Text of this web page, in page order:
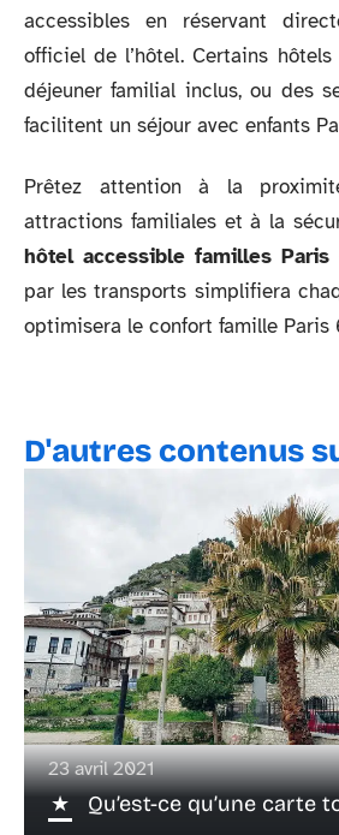
accessibles en réservant
officiel de l’hôtel. Certains
déjeuner familial inclus, ou des
facilitent un séjour avec enfants
Prêtez attention à la
attractions familiales et à la
hôtel accessible familles Paris
par les transports simplifiera
optimisera le confort famille Paris
D'autres contenus
23 avril 2021
Qu’est-ce qu’une carte